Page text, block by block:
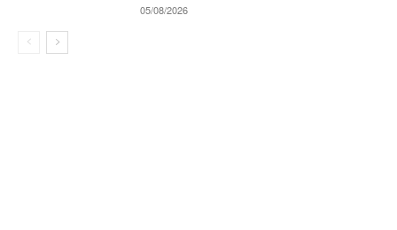
05/08/2026